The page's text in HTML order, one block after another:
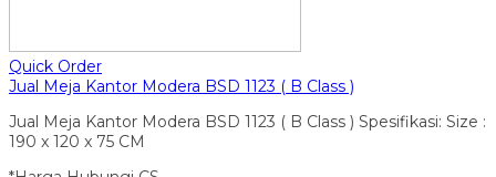
Quick Order
Jual Meja Kantor Modera BSD 1123 ( B Class )
Jual Meja Kantor Modera BSD 1123 ( B Class ) Spesifikasi: Size :
190 x 120 x 75 CM